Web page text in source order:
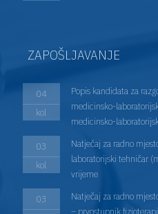
ZAPOŠLJAVANJE
04
kol
Popis kandidata za
medicinsko-
medicinsko-
03
kol
Natječaj za radno
laboratorijski tehničar
vrijeme
03
Natječaj za radno
– prvostupnik